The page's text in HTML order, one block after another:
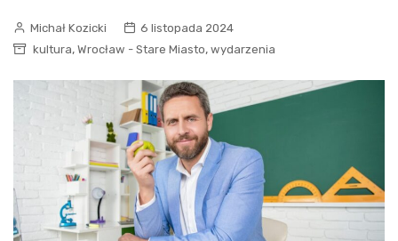
Michał Kozicki
6 listopada 2024
kultura, Wrocław - Stare Miasto, wydarzenia